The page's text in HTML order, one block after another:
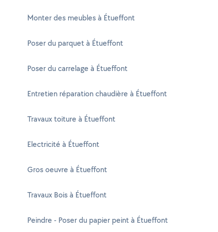
Monter des meubles à Étueffont
Poser du parquet à Étueffont
Poser du carrelage à Étueffont
Entretien réparation chaudière à Étueffont
Travaux toiture à Étueffont
Electricité à Étueffont
Gros oeuvre à Étueffont
Travaux Bois à Étueffont
Peindre - Poser du papier peint à Étueffont